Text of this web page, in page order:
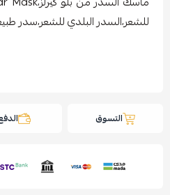
للشعر،السدر البلدي للشعر،سدر طبيعي
التسوق